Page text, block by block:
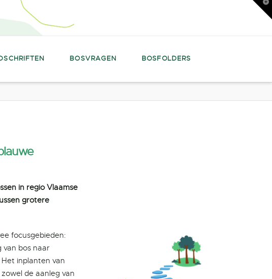
BOSVRAGEN BOSFOLDERS
in regio Vlaamse
grotere
focusgebieden:
van bos naar
inplanten van
de aanleg van